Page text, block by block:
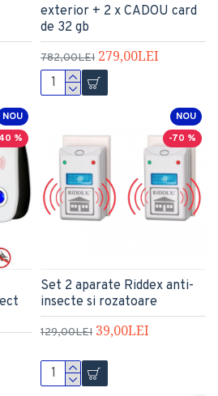
exterior + 2 x CADOU card
de 32 gb
782,00LEI 279,00LEI
NOU
%
NOU
-70 %
Set 2 aparate Riddex anti-
insecte si rozatoare
129,00LEI 39,00LEI